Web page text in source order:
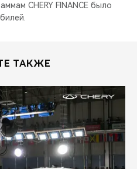
CHERY FINANCE было
ТАКЖЕ